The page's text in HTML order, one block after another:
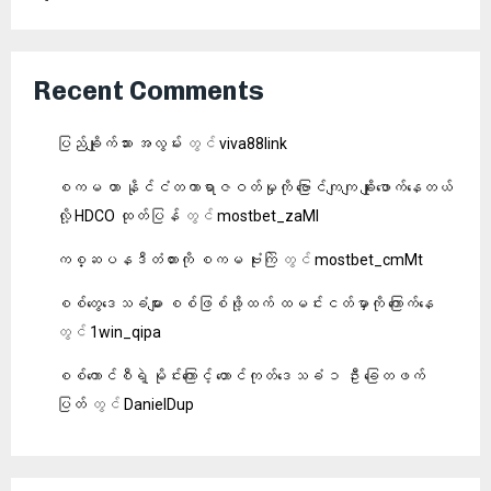
Recent Comments
ပြည်ချိုက်သား အလွမ်း တွင် viva88link
စကမ ဟာ နိုင်ငံတကာရာဇဝတ်မှုကို ဗြောင်ကျကျ ချိုးဖောက်နေတယ်
လို့ HDCO ထုတ်ပြန် တွင် mostbet_zaMl
ကစ္ဆပနဒီတံတားကို စကမ ဗုံးကြဲ တွင် mostbet_cmMt
စစ်တွေဒေသခံများ စစ်ဖြစ်ဖို့ထက် ထမင်းငတ်မှာကို ကြောက်နေ
တွင် 1win_qipa
စစ်ကောင်စီရဲ့ မိုင်းကြောင့် တောင်ကုတ်ဒေသခံ ၁ ဦး ခြေတဖက်
ပြတ် တွင် DanielDup